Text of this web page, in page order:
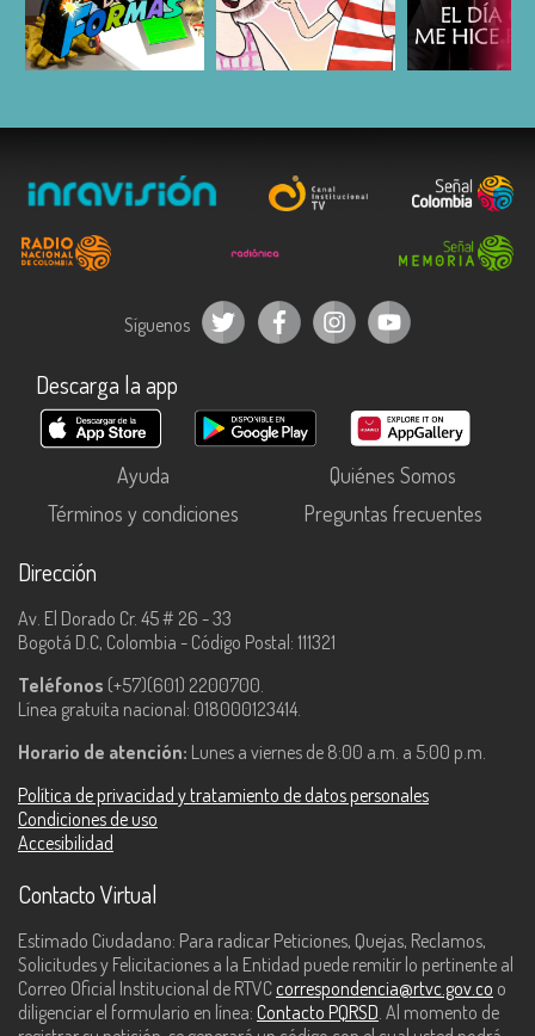
ESCUCHAR ESCUCHAR
Síguenos
Descarga la app
Ayuda
Quiénes Somos
Términos y condiciones
Preguntas frecuentes
Dirección
Av. El Dorado Cr. 45 # 26 - 33
Bogotá D.C, Colombia - Código Postal: 111321
Teléfonos (+57)(601) 2200700.
Línea gratuita nacional: 018000123414.
Horario de atención: Lunes a viernes de 8:00 a.m. a 5:00 p.m.
Política de privacidad y tratamiento de datos personales
Condiciones de uso
Accesibilidad
Contacto Virtual
Estimado Ciudadano: Para radicar Peticiones, Quejas, Reclamos,
Solicitudes y Felicitaciones a la Entidad puede remitir lo pertinente al
Correo Oficial Institucional de RTVC correspondencia@rtvc.gov.co o
diligenciar el formulario en línea: Contacto PQRSD. Al momento de